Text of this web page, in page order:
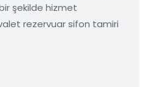
şekilde hizmet
rezervuar sifon tamiri